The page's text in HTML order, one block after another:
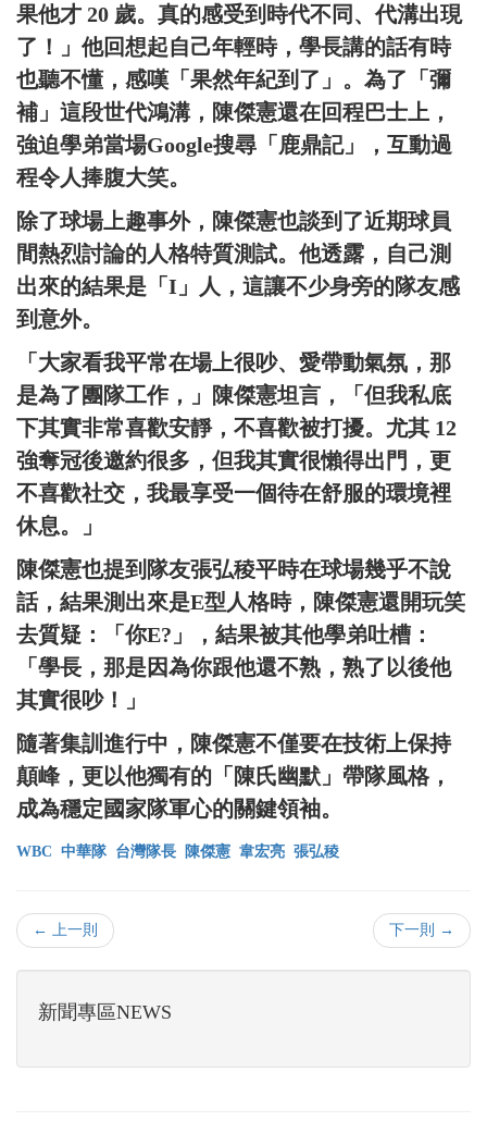
果他才 20 歲。真的感受到時代不同、代溝出現
了！」他回想起自己年輕時，學長講的話有時
也聽不懂，感嘆「果然年紀到了」。為了「彌
補」這段世代鴻溝，陳傑憲還在回程巴士上，
強迫學弟當場Google搜尋「鹿鼎記」，互動過
程令人捧腹大笑。
除了球場上趣事外，陳傑憲也談到了近期球員
間熱烈討論的人格特質測試。他透露，自己測
出來的結果是「I」人，這讓不少身旁的隊友感
到意外。
「大家看我平常在場上很吵、愛帶動氣氛，那
是為了團隊工作，」陳傑憲坦言，「但我私底
下其實非常喜歡安靜，不喜歡被打擾。尤其 12
強奪冠後邀約很多，但我其實很懶得出門，更
不喜歡社交，我最享受一個待在舒服的環境裡
休息。」
陳傑憲也提到隊友張弘稜平時在球場幾乎不說
話，結果測出來是E型人格時，陳傑憲還開玩笑
去質疑：「你E?」，結果被其他學弟吐槽：
「學長，那是因為你跟他還不熟，熟了以後他
其實很吵！」
隨著集訓進行中，陳傑憲不僅要在技術上保持
顛峰，更以他獨有的「陳氏幽默」帶隊風格，
成為穩定國家隊軍心的關鍵領袖。
WBC 中華隊 台灣隊長 陳傑憲 韋宏亮 張弘稜
← 上一則 下一則 →
新聞專區NEWS